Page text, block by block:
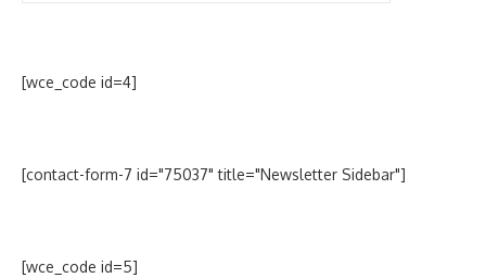
[wce_code id=4]
[contact-form-7 id="75037" title="Newsletter Sidebar"]
[wce_code id=5]